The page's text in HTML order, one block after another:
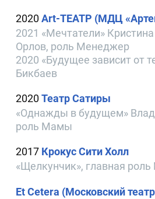
2020Art-ТЕАТР (МДЦ
2021 «Мечтатели»
Орлов, роль Менеджер
2020 «Будущее зависит от
Бикбаев
2020Театр Сатиры
«Однажды в будущем»
роль Мамы
2017 Крокус Сити Холл
«Щелкунчик», главная
Et Cetera (Московский